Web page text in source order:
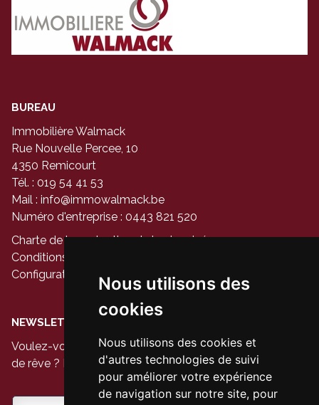
Nous utilisons des
cookies
Nous utilisons des cookies et
d'autres technologies de suivi
pour améliorer votre expérience
de navigation sur notre site, pour
BUREAU
Immobilière Walmack
Rue Nouvelle Percee, 10
4350 Remicourt
Tél. : 019 54 41 53
Mail : info@immowalmack.be
Numéro d'entreprise : 0443 821 520
Charte de la protection de la vie privée
Conditions générales d'utilisation du site
Configuration des cookies
NEWSLETTER
Voulez-vous être le premier à voir les nouvelles maisons
de rêve ? Inscrivez-vous à notre newsletter aujourd'hui.